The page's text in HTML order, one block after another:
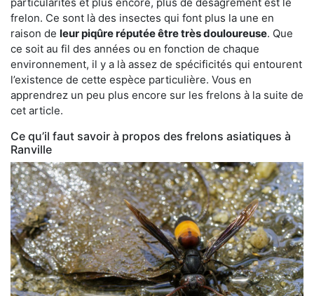
frelon. Ce sont là des insectes qui font plus la une en
raison de leur piqûre réputée être très douloureuse. Que
ce soit au fil des années ou en fonction de chaque
environnement, il y a là assez de spécificités qui entourent
l’existence de cette espèce particulière. Vous en
apprendrez un peu plus encore sur les frelons à la suite de
cet article.
Ce qu’il faut savoir à propos des frelons asiatiques à
Ranville